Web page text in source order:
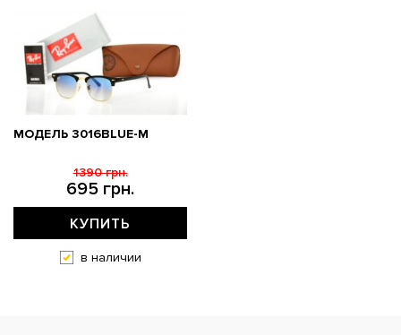
МОДЕЛЬ 3016BLUE-M
695 грн.
1390 грн.
КУПИТЬ
в наличии